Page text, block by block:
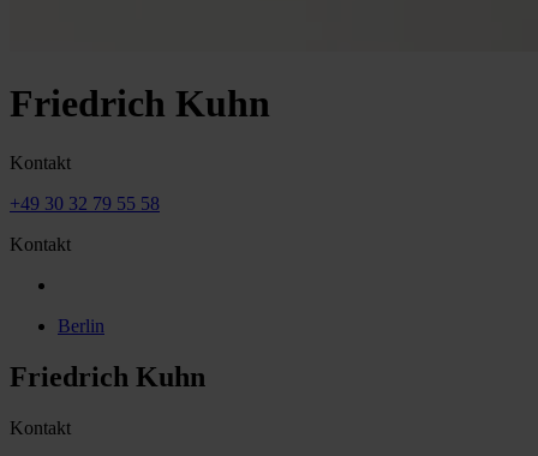
Friedrich Kuhn
Kontakt
+49 30 32 79 55 58
Kontakt
Berlin
Friedrich Kuhn
Kontakt